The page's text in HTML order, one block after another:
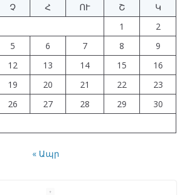
Չ Հ ՈՒ Շ
Կ
1
2
5 6 7 8
9
12 13 14 15
16
19 20 21 22
23
26 27 28 29
30
« Ապր